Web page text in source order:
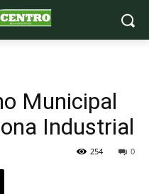
Municipal
Industrial
0
254